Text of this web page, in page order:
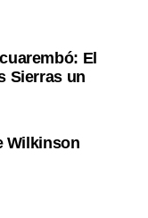
El
Sierras un
Wilkinson